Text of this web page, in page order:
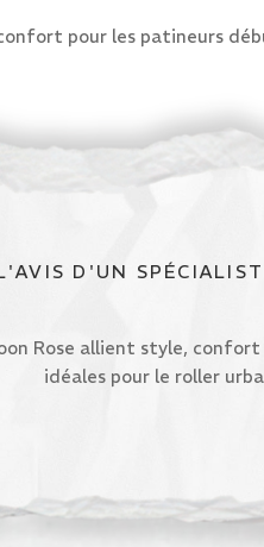
pour les patineurs
D'UN
Rose allient style,
idéales pour le roller